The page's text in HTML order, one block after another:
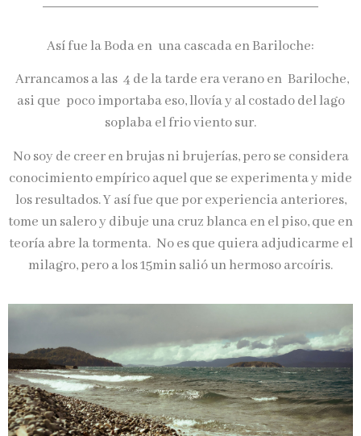
Así fue la Boda en una cascada en Bariloche:
Arrancamos a las 4 de la tarde era verano en Bariloche,
asi que poco importaba eso, llovía y al costado del lago
soplaba el frio viento sur.
No soy de creer en brujas ni brujerías, pero se considera
conocimiento empírico aquel que se experimenta y mide
los resultados. Y así fue que por experiencia anteriores,
tome un salero y dibuje una cruz blanca en el piso, que en
teoría abre la tormenta. No es que quiera adjudicarme el
milagro, pero a los 15min salió un hermoso arcoíris.